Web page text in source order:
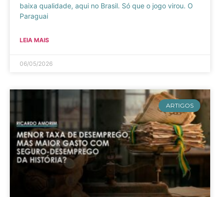
baixa qualidade, aqui no Brasil. Só que o jogo virou. O
Paraguai
LEIA MAIS
06/05/2026
ARTIGOS